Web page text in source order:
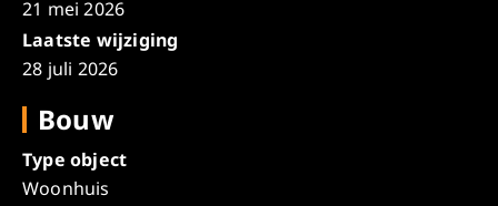
21 mei 2026
Laatste wijziging
28 juli 2026
Bouw
Type object
Woonhuis